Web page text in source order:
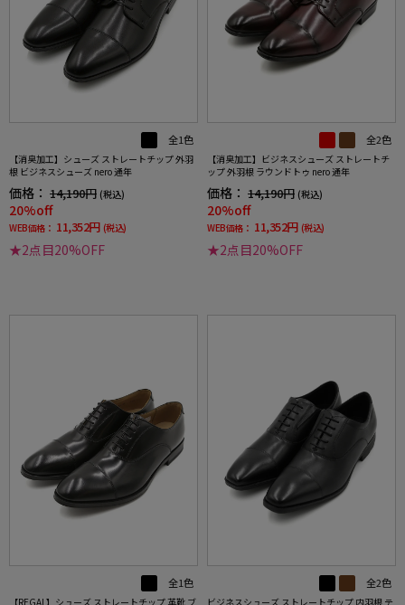
全1色
【消臭加工】シューズ ストレートチップ 外羽
根 ビジネスシューズ nero 通年
価格： 14,190円 (税込)
20%off
WEB価格： 11,352円 (税込)
★2点目20%OFF
全2色
【消臭加工】ビジネスシューズ ストレートチ
ップ 外羽根 ラウンドトゥ nero 通年
価格： 14,190円 (税込)
20%off
WEB価格： 11,352円 (税込)
★2点目20%OFF
全1色
【REGAL】シューズ ストレートチップ 革靴 ブ
全2色
ビジネスシューズ ストレートチップ 内羽根 テ